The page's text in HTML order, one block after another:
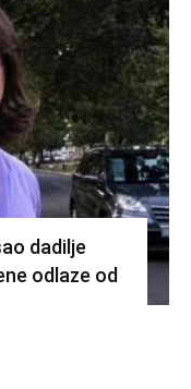
dadilje
odlaze od